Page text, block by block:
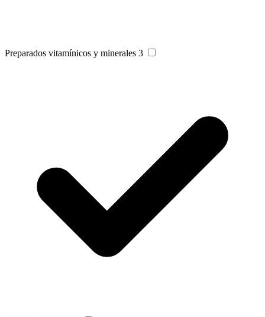
Preparados vitamínicos y minerales 3